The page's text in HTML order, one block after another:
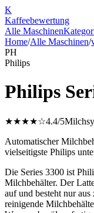
K
Kaffeebewertung
Alle Maschinen
Home/Alle Maschinen/
PH
Philips
Philips
★★★★☆4.4/5
Automatischer
vielseitigste Philips
Die Series 3300 ist
Milchbehälter. Der
auf und besteht nur
reinigende